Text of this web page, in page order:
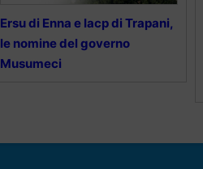
Ersu di Enna e Iacp di Trapani,
le nomine del governo
Musumeci